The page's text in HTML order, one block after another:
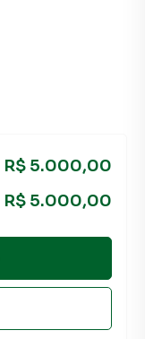
R$ 5.000,00
R$ 5.000,00